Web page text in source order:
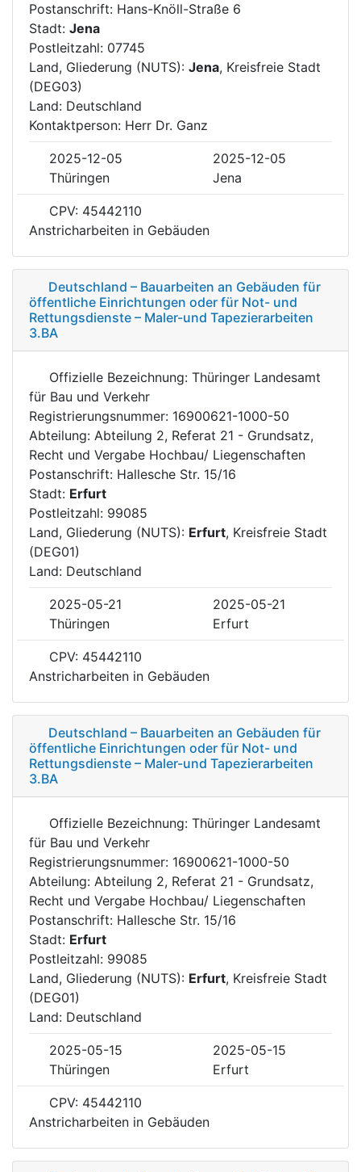
Postanschrift: Hans-Knöll-Straße 6
Stadt: Jena
Postleitzahl: 07745
Land, Gliederung (NUTS): Jena, Kreisfreie Stadt
(DEG03)
Land: Deutschland
Kontaktperson: Herr Dr. Ganz
2025-12-05
2025-12-05
Thüringen
Jena
CPV: 45442110
Anstricharbeiten in Gebäuden
Deutschland – Bauarbeiten an Gebäuden für
öffentliche Einrichtungen oder für Not- und
Rettungsdienste – Maler-und Tapezierarbeiten
3.BA
Offizielle Bezeichnung: Thüringer Landesamt
für Bau und Verkehr
Registrierungsnummer: 16900621-1000-50
Abteilung: Abteilung 2, Referat 21 - Grundsatz,
Recht und Vergabe Hochbau/ Liegenschaften
Postanschrift: Hallesche Str. 15/16
Stadt: Erfurt
Postleitzahl: 99085
Land, Gliederung (NUTS): Erfurt, Kreisfreie Stadt
(DEG01)
Land: Deutschland
2025-05-21
2025-05-21
Thüringen
Erfurt
CPV: 45442110
Anstricharbeiten in Gebäuden
Deutschland – Bauarbeiten an Gebäuden für
öffentliche Einrichtungen oder für Not- und
Rettungsdienste – Maler-und Tapezierarbeiten
3.BA
Offizielle Bezeichnung: Thüringer Landesamt
für Bau und Verkehr
Registrierungsnummer: 16900621-1000-50
Abteilung: Abteilung 2, Referat 21 - Grundsatz,
Recht und Vergabe Hochbau/ Liegenschaften
Postanschrift: Hallesche Str. 15/16
Stadt: Erfurt
Postleitzahl: 99085
Land, Gliederung (NUTS): Erfurt, Kreisfreie Stadt
(DEG01)
Land: Deutschland
2025-05-15
2025-05-15
Thüringen
Erfurt
CPV: 45442110
Anstricharbeiten in Gebäuden